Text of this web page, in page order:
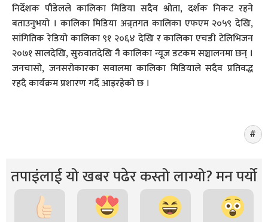
निर्देशक पौडेलले कालिका मिडिया सदैव श्रोता, दर्शक निकट रहने
बताउनुभयो । कालिका मिडिया अन्र्तगत कालिका एफएम २०५९ देखि,
सांगितिक रेडियो कालिका ९१ २०६४ देखि र कालिका एचडी टेलिभिजन
२०७१ सालदेखि, सुरुवातदेखि नै कालिका न्यूज डटकम सञ्चालनमा छन् ।
जनचासो, जनसरोकारका सवालमा कालिका मिडियाले सदैव प्रतिवद्ध
रहदै कार्यक्रम प्रशारण गर्दै आइरहेको छ ।
तपाइंलाई यो खबर पढेर कस्तो लाग्यो? मन पर्यो